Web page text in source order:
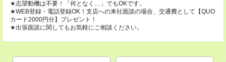
★志望動機は不要！「何となく…」でもOKです。
★WEB登録・電話登録OK！支店への来社面談の場合、交通費として【QUO
カード2000円分】プレゼント！
★出張面談に関してもお気軽にご相談ください。